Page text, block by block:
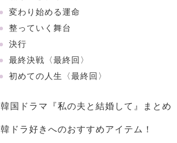
変わり始める運命
整っていく舞台
決行
最終決戦〈最終回〉
初めての人生〈最終回〉
韓国ドラマ『私の夫と結婚して』まとめ
韓ドラ好きへのおすすめアイテム！